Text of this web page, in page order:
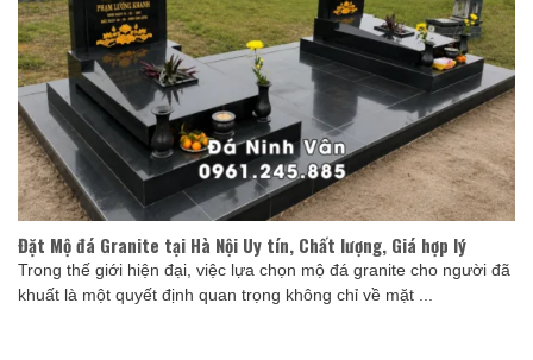
Đặt Mộ đá Granite tại Hà Nội Uy tín, Chất lượng, Giá hợp lý
Trong thế giới hiện đại, việc lựa chọn mộ đá granite cho người đã
khuất là một quyết định quan trọng không chỉ về mặt ...